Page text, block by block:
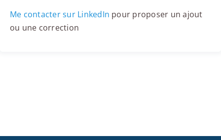
Me contacter sur LinkedIn pour proposer un ajout
ou une correction